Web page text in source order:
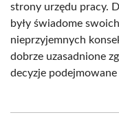
strony urzędu pracy.
były świadome
nieprzyjemnych
dobrze uzasadnione
decyzje